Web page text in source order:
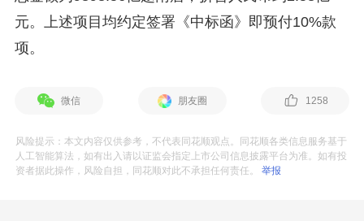
元。上述项目均约定签署《中标函》即预付10%款
项。
微信 朋友圈 1258
风险提示：本文内容仅供参考，不代表同花顺观点。同花顺各类信息服务基于
人工智能算法，如有出入请以证监会指定上市公司信息披露平台为准。如有投
资者据此操作，风险自担，同花顺对此不承担任何责任。举报